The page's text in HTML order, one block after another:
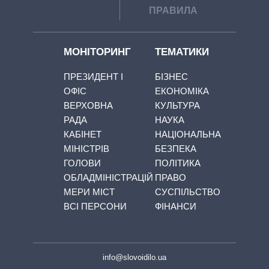
ПРАВИЛА
МОНІТОРИНГ
ПРЕЗИДЕНТ І
ОФІС
ВЕРХОВНА
РАДА
КАБІНЕТ
МІНІСТРІВ
ГОЛОВИ
ОБЛАДМІНІСТРАЦІЙ
МЕРИ МІСТ
ВСІ ПЕРСОНИ
ТЕМАТИКИ
БІЗНЕС
ЕКОНОМІКА
КУЛЬТУРА
НАУКА
НАЦІОНАЛЬНА
БЕЗПЕКА
ПОЛІТИКА
ПРАВО
СУСПІЛЬСТВО
ФІНАНСИ
info@slovoidilo.ua